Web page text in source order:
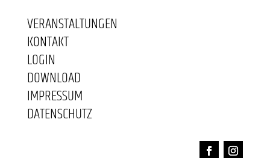
VERANSTALTUNGEN
KONTAKT
LOGIN
DOWNLOAD
IMPRESSUM
DATENSCHUTZ